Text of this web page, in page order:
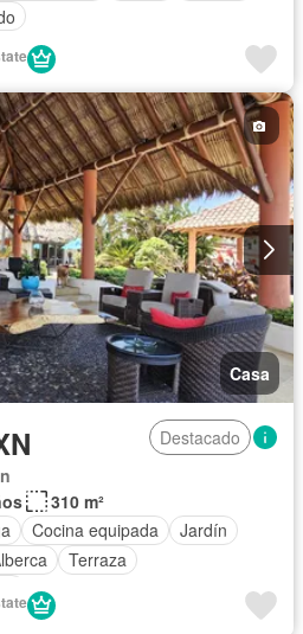
Casa
Destacado
310 m²
Cocina equipada
Jardín
Terraza